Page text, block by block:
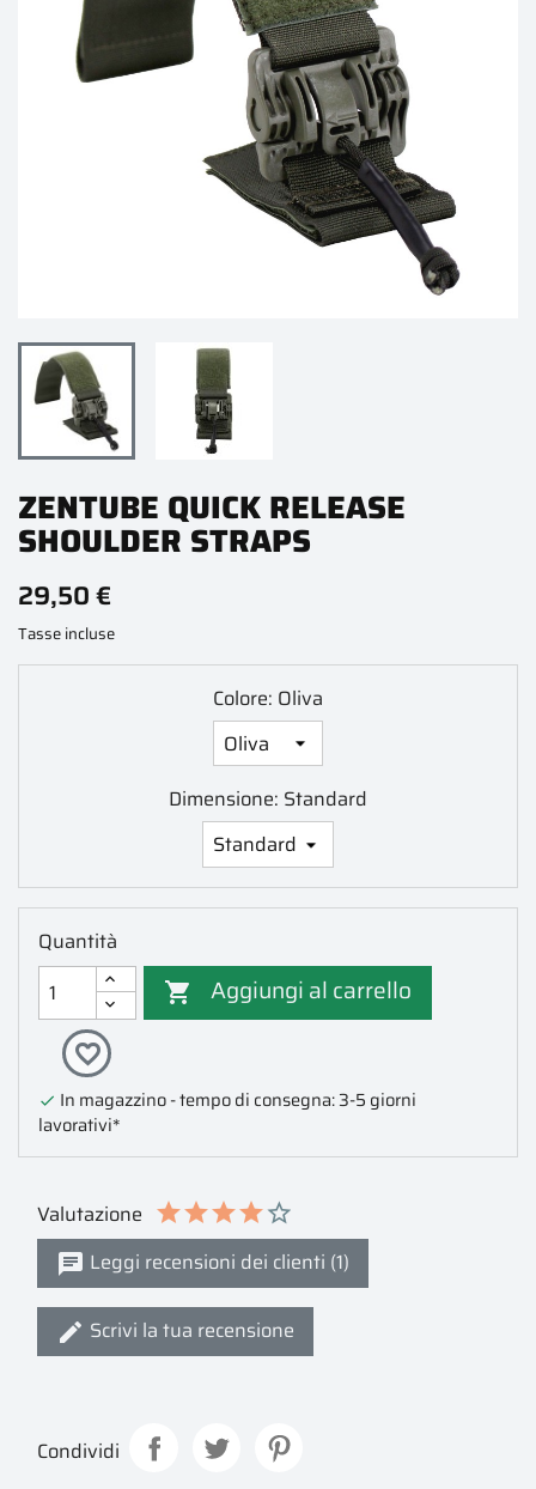
ZENTUBE QUICK RELEASE
SHOULDER STRAPS
29,50 €
Tasse incluse
Colore: Oliva
Dimensione: Standard
Quantità
 Aggiungi al carrello
favorite_border
 In magazzino - tempo di consegna: 3-5 giorni
lavorativi*
Valutazione
Leggi recensioni dei clienti (1)
Scrivi la tua recensione
Condividi